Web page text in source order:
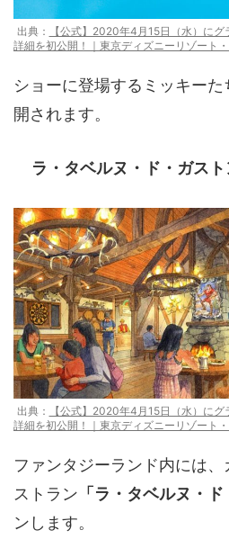
出典：
【公式】2020年4月15日（水）に
詳細を初公開！｜東京ディズニーリゾート
ショーに登場するミッキー
開されます。
ラ・タベルヌ・ド・ガスト
出典：
【公式】2020年4月15日（水）に
詳細を初公開！｜東京ディズニーリゾート
ファンタジーランド内には
ストラン 「ラ・タベルヌ・ド
ンします。